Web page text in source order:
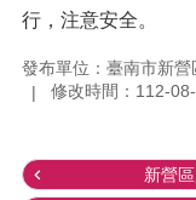
行，注意安全。
發布單位：臺南市新營
修改時間：112-
新營